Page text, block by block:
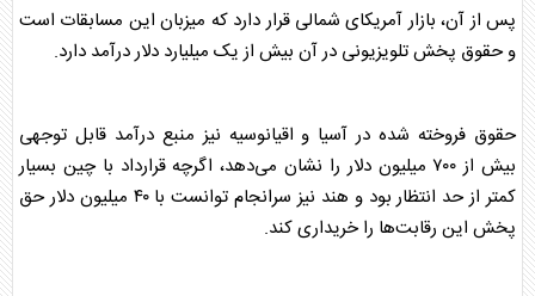
پس از آن، بازار آمریکای شمالی قرار دارد که میزبان این مسابقات است
و حقوق پخش تلویزیونی در آن بیش از یک میلیارد دلار درآمد دارد.
حقوق فروخته شده در آسیا و اقیانوسیه نیز منبع درآمد قابل توجهی
بیش از ۷۰۰ میلیون دلار را نشان می‌دهد، اگرچه قرارداد با چین بسیار
کمتر از حد انتظار بود و هند نیز سرانجام توانست با ۴۰ میلیون دلار حق
پخش این رقابت‌ها را خریداری کند.